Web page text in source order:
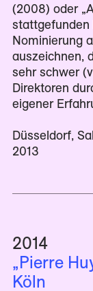
(2008) oder
stattgefunden
Nominierung
auszeichnen,
sehr schwer
Direktoren
eigener
Düsseldorf,
2013
2014
„Pierre
Köln